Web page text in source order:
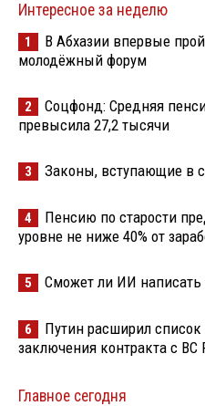
Интересное за неделю
1
В Абхазии впервые
молодёжный форум
2
Соцфонд: Средняя
превысила 27,2 тысячи
3 Законы, вступающие в
4
Пенсию по старости
уровне не ниже 40% от
5 Сможет ли ИИ написать
6
Путин расширил
заключения контракта с ВС
Главное сегодня